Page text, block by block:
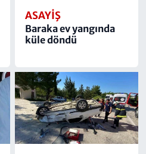
ASAYIŞ
Baraka ev yangında
küle döndü